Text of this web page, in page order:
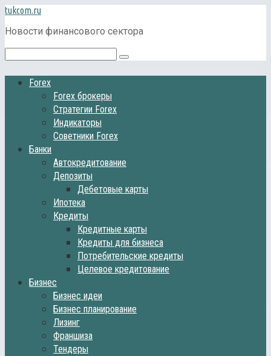
Перейти
к
контенту
tukcom.ru
Новости финансового сектора
Поиск:
Forex
Forex брокеры
Стратегии Forex
Индикаторы
Советники Forex
Банки
Автокредитование
Депозиты
Дебетовые карты
Ипотека
Кредиты
Кредитные карты
Кредиты для бизнеса
Потребительские кредиты
Целевое кредитование
Бизнес
Бизнес идеи
Бизнес планирование
Лизинг
Франшиза
Тендеры